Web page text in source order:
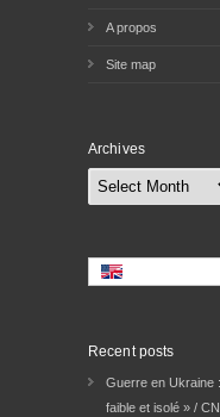
A propos
Site map
Archives
Archives
Recent posts
Guerre en Ukraine
faible et isolé » /